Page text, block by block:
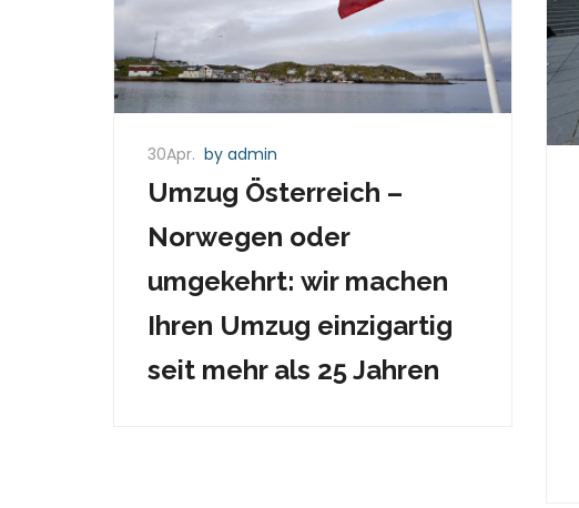
30Apr. by admin
Umzug Österreich –
Norwegen oder
umgekehrt: wir machen
Ihren Umzug einzigartig
seit mehr als 25 Jahren